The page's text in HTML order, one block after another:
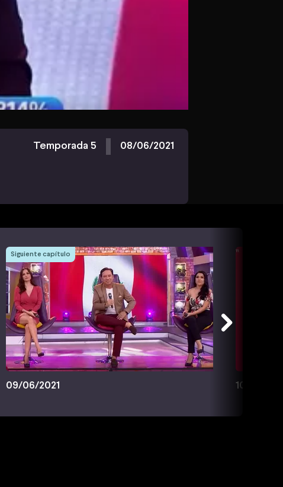
Temporada 5 08/06/2021
Siguiente capítulo
09/06/2021 10/06/